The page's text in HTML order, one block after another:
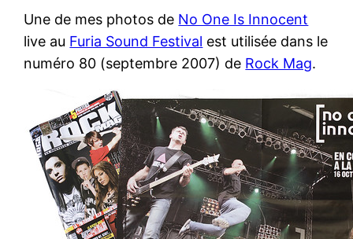
Une de mes photos de No One Is Innocent
live au Furia Sound Festival est utilisée dans le
numéro 80 (septembre 2007) de Rock Mag.